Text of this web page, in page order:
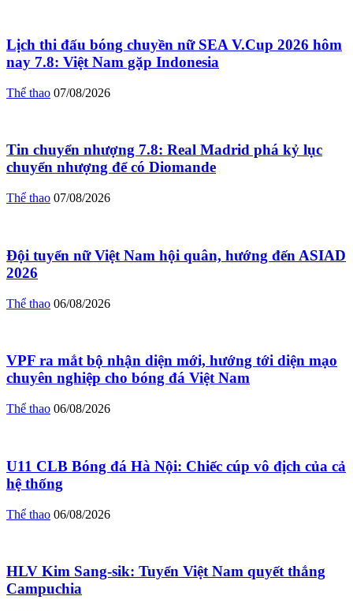
Lịch thi đấu bóng chuyền nữ SEA V.Cup 2026 hôm
nay 7.8: Việt Nam gặp Indonesia
Thể thao 07/08/2026
Tin chuyển nhượng 7.8: Real Madrid phá kỷ lục
chuyển nhượng để có Diomande
Thể thao 07/08/2026
Đội tuyển nữ Việt Nam hội quân, hướng đến ASIAD
2026
Thể thao 06/08/2026
VPF ra mắt bộ nhận diện mới, hướng tới diện mạo
chuyên nghiệp cho bóng đá Việt Nam
Thể thao 06/08/2026
U11 CLB Bóng đá Hà Nội: Chiếc cúp vô địch của cả
hệ thống
Thể thao 06/08/2026
HLV Kim Sang-sik: Tuyển Việt Nam quyết thắng
Campuchia